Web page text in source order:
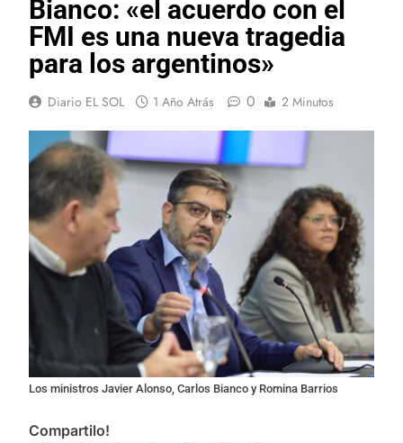
Bianco: «el acuerdo con el
FMI es una nueva tragedia
para los argentinos»
Diario EL SOL 1 Año Atrás 0 2 Minutos
Los ministros Javier Alonso, Carlos Bianco y Romina Barrios
Compartilo!